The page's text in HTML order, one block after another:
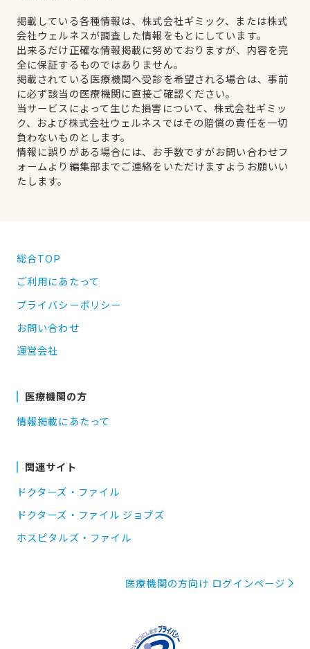
掲載している各種情報は、株式会社ギミック、または株式
会社ウェルネスが調査した情報をもとにしています。
出来るだけ正確な情報掲載に努めておりますが、内容を完
全に保証するものではありません。
掲載されている医療機関へ受診を希望される場合は、事前
に必ず該当の医療機関に直接ご確認ください。
当サービスによって生じた損害について、株式会社ギミッ
ク、および株式会社ウェルネスではその賠償の責任を一切
負わないものとします。
情報に誤りがある場合には、お手数ですがお問い合わせフ
ォームより編集部までご連絡をいただけますようお願いい
たします。
総合TOP
ご利用にあたって
プライバシーポリシー
お問い合わせ
運営会社
医療機関の方
情報掲載にあたって
関連サイト
ドクターズ・ファイル
ドクターズ・ファイル ジョブズ
ホスピタルズ・ファイル
医療機関の方向け ログインページ